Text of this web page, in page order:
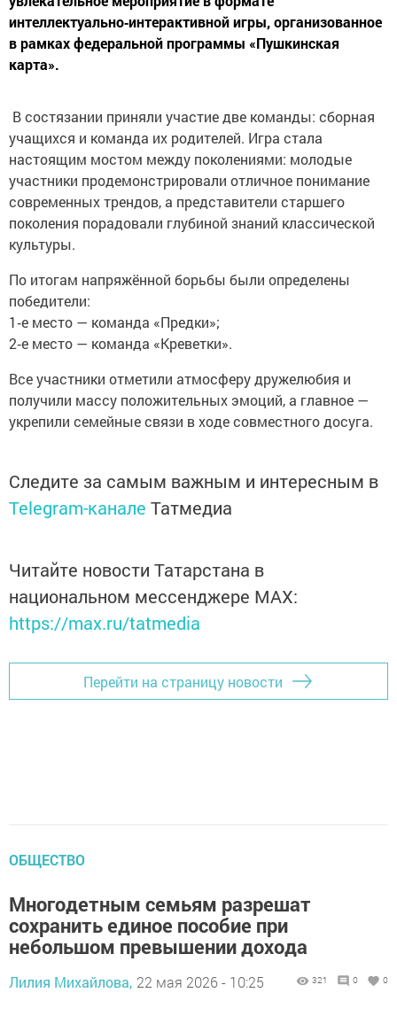
интеллектуально‑интерактивной игры, организованное
в рамках федеральной программы «Пушкинская
карта».
В состязании приняли участие две команды: сборная
учащихся и команда их родителей. Игра стала
настоящим мостом между поколениями: молодые
участники продемонстрировали отличное понимание
современных трендов, а представители старшего
поколения порадовали глубиной знаний классической
культуры.
По итогам напряжённой борьбы были определены
победители:
1‑е место — команда «Предки»;
2‑е место — команда «Креветки».
Все участники отметили атмосферу дружелюбия и
получили массу положительных эмоций, а главное —
укрепили семейные связи в ходе совместного досуга.
Следите за самым важным и интересным в
Telegram-канале Татмедиа
Читайте новости Татарстана в
национальном мессенджере MАХ:
https://max.ru/tatmedia
Перейти на страницу новости
ОБЩЕСТВО
Многодетным семьям разрешат
сохранить единое пособие при
небольшом превышении дохода
Лилия Михайлова, 22 мая 2026 - 10:25 321 0 0